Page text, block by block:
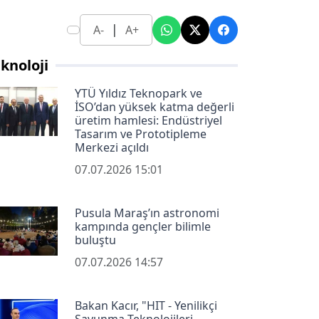
A- | A+
YTÜ Yıldız Teknopark ve
İSO’dan yüksek katma değerli
üretim hamlesi: Endüstriyel
Tasarım ve Prototipleme
Merkezi açıldı
07.07.2026 15:01
Pusula Maraş’ın astronomi
kampında gençler bilimle
buluştu
07.07.2026 14:57
Bakan Kacır, "HIT - Yenilikçi